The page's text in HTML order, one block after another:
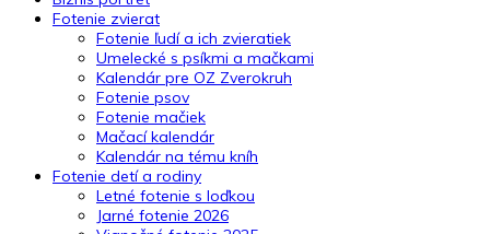
Fotenie zvierat
Fotenie ľudí a ich zvieratiek
Umelecké s psíkmi a mačkami
Kalendár pre OZ Zverokruh
Fotenie psov
Fotenie mačiek
Mačací kalendár
Kalendár na tému kníh
Fotenie detí a rodiny
Letné fotenie s loďkou
Jarné fotenie 2026